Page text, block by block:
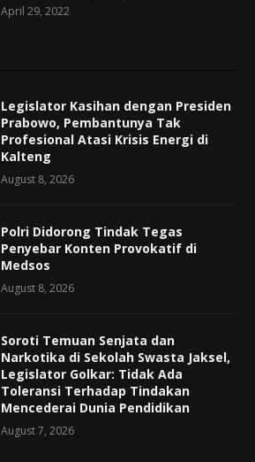
April 29, 2022
Legislator Kasihan dengan Presiden
Prabowo, Pembantunya Tak
Profesional Atasi Krisis Energi di
Kalteng
August 8, 2026
Polri Didorong Tindak Tegas
Penyebar Konten Provokatif di
Medsos
August 8, 2026
Soroti Temuan Senjata dan
Narkotika di Sekolah Swasta Jaksel,
Legislator Golkar: Tidak Ada
Toleransi Terhadap Tindakan
Mencederai Dunia Pendidikan
August 7, 2026